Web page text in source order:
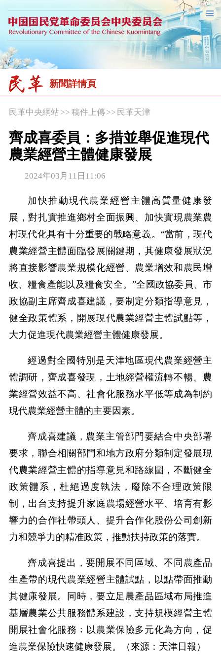
新聞詳情頁
民革中央網站>> 稿件上傳>> 民革天津
齊成喜委員：多措並舉促進現代
農業經營主體健康發展
2024年03月11日11:06
加快推動現代農業經營主體高質量健康發
展，對扎實推進鄉村全面振興、加快實現農業農
村現代化具有十分重要的戰略意義。“當前，現代
農業經營主體面臨發展關鍵期，其健康發展狀況
將直接影響農業規模化經營、農業增效和農民增
收、糧食產能以及糧食安全。”全國政協委員、市
政協副主席齊成喜建議，要制定分類指導意見，
健全政策體系，開展現代農業經營主體試點等，
大力促進現代農業經營主體健康發展。
經過對全國特別是天津地區現代農業經營主
體調研，齊成喜發現，土地經營權流轉不暢、農
業經營效益不高、社會化服務水平低等成為制約
現代農業經營主體的主要因素。
齊成喜建議，農業主管部門要結合中央部署
要求，聯合相關部門和地方政府分類制定發展現
代農業經營主體的指導意見和路線圖，不斷健全
政策體系，杜絕過度執法，廢除不合理政策限
制，出台支持提升家庭農場經營水平、培育有影
響力的合作社帶頭人、提升合作化股份公司創新
力和競爭力的精准政策，推動扶持政策的落實。
齊成喜提出，要開展不同區域、不同農產品
生產帶的現代農業經營主體試點，以點帶面推動
其健康發展。同時，要立足農產品區域布局推進
基層農業公共服務體系建設，支持規模經營主體
開展社會化服務﹔以農業保險多元化為方向，促
進農業保險快速健康發展。（來源：天津日報）